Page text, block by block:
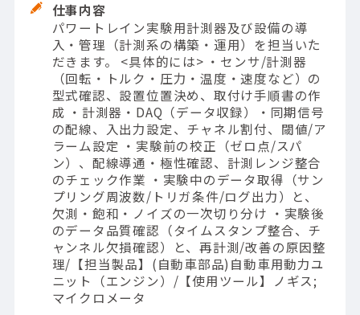
仕事内容
パワートレイン実験用計測器及び設備の導
入・管理（計測系の構築・運用）を担当いた
だきます。 <具体的には> ・センサ/計測器
（回転・トルク・圧力・温度・速度など）の
型式確認、設置位置決め、取付け手順書の作
成 ・計測器・DAQ（データ収録）・同期信号
の配線、入出力設定、チャネル割付、閾値/ア
ラーム設定 ・実験前の校正（ゼロ点/スパ
ン）、配線導通・極性確認、計測レンジ整合
のチェック作業 ・実験中のデータ取得（サン
プリング周波数/トリガ条件/ログ出力）と、
欠測・飽和・ノイズの一次切り分け ・実験後
のデータ品質確認（タイムスタンプ整合、チ
ャンネル欠損確認）と、再計測/改善の原因整
理/【担当製品】(自動車部品)自動車用動力ユ
ニット（エンジン）/【使用ツール】ノギス;
マイクロメータ